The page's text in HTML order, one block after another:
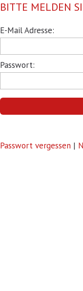
BITTE MELDEN
Pflichtfeld
E-Mail Adresse:
Pflichtfeld
Passwort:
Passwort vergessen |